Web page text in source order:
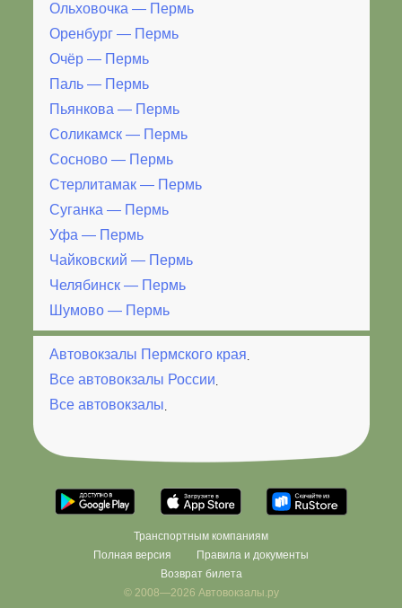
Ольховочка — Пермь
Оренбург — Пермь
Очёр — Пермь
Паль — Пермь
Пьянкова — Пермь
Соликамск — Пермь
Сосново — Пермь
Стерлитамак — Пермь
Суганка — Пермь
Уфа — Пермь
Чайковский — Пермь
Челябинск — Пермь
Шумово — Пермь
Автовокзалы Пермского края
Все автовокзалы России
Все автовокзалы
Транспортным компаниям
Полная версия
Правила и документы
Возврат билета
© 2008—2026 Автовокзалы.ру